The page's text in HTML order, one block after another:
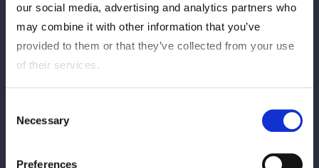
our social media, advertising and analytics partners who
may combine it with other information that you’ve
provided to them or that they’ve collected from your use
of their services.
Selection
Necessary
Preferences
VIEW ALL